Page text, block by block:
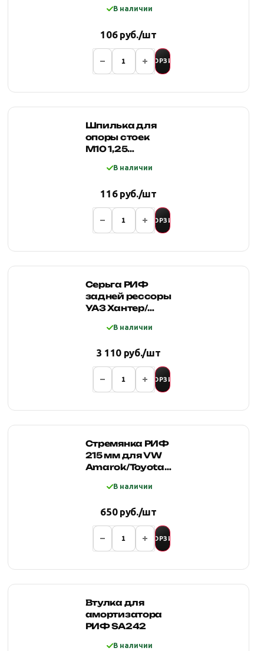
Ст.20В наличии
106 руб./шт
В КОРЗИНУ
Шпилька для
опоры стоек
М10 1,25
Ст.20В наличии
116 руб./шт
В КОРЗИНУ
Серьга РИФ
задней рессоры
УАЗ Хантер/
В наличии
3 110 руб./шт
В КОРЗИНУ
Стремянка РИФ
215 мм для VW
Amarok/Toyota
60/Mazda
В наличии
650 руб./шт
В КОРЗИНУ
Втулка для
амортизатора
РИФ SA242
В наличии